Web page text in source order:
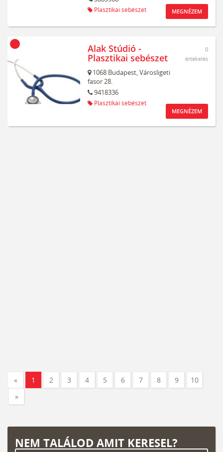
Plasztikai sebészet MEGNÉZEM
Alak Stúdió -
Plasztikai sebészet
1068 Budapest,Városligeti
fasor 28.
9418336
Plasztikai sebészet
0
értékelés
MEGNÉZEM
« 1 2 3 4 5 6 7 8 9
10
»
NEM TALÁLOD AMIT KERESEL?